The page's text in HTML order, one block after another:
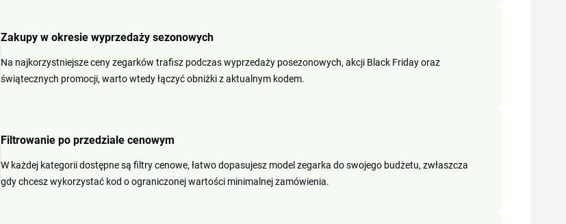
Zakupy w okresie wyprzedaży sezonowych
Na najkorzystniejsze ceny zegarków trafisz podczas wyprzedaży posezonowych, akcji Black Friday oraz
świątecznych promocji, warto wtedy łączyć obniżki z aktualnym kodem.
Filtrowanie po przedziale cenowym
W każdej kategorii dostępne są filtry cenowe, łatwo dopasujesz model zegarka do swojego budżetu, zwłaszcza
gdy chcesz wykorzystać kod o ograniczonej wartości minimalnej zamówienia.